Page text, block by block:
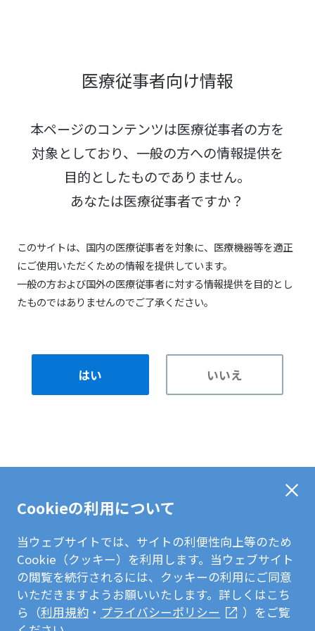
医療従事者向け情報
本ページのコンテンツは医療従事者の方を
対象としており、 一般の方への情報提供を
目的としたものでありません。
あなたは医療従事者ですか？
このサイトは、国内の医療従事者を対象に、医療機器等を適正
にご使用いただくための情報を提供しています。
一般の方および国外の医療従事者に対する情報提供を目的とし
たものではありませんのでご了承ください。
はい いいえ
Cookieの利用について
当ウェブサイトでは、サイトの利便性向上等のため
Cookie（クッキー）を利用します。当ウェブサイト
の閲覧を続行されるには、クッキーの利用にご同意
いただきますようお願いいたします。詳しくはこち
ら（利用規約・ プライバシーポリシー
）をご覧